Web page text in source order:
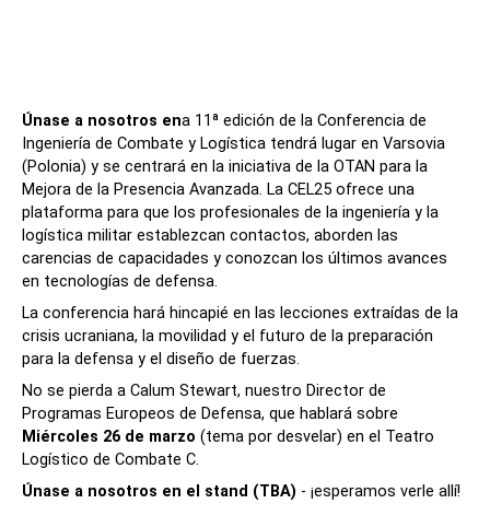
Síguenos
X Facebook LinkedIn YouTube
Únase a nosotros ena 11ª edición de la Conferencia de
Ingeniería de Combate y Logística tendrá lugar en Varsovia
(Polonia) y se centrará en la iniciativa de la OTAN para la
Mejora de la Presencia Avanzada. La CEL25 ofrece una
plataforma para que los profesionales de la ingeniería y la
logística militar establezcan contactos, aborden las
carencias de capacidades y conozcan los últimos avances
en tecnologías de defensa.
La conferencia hará hincapié en las lecciones extraídas de la
crisis ucraniana, la movilidad y el futuro de la preparación
para la defensa y el diseño de fuerzas.
No se pierda a Calum Stewart, nuestro Director de
Programas Europeos de Defensa, que hablará sobre
Miércoles 26 de marzo (tema por desvelar) en el Teatro
Logístico de Combate C.
Únase a nosotros en el stand (TBA) - ¡esperamos verle allí!